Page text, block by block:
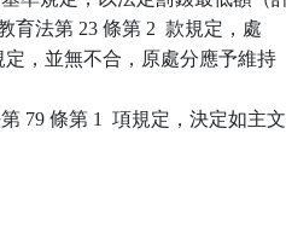
育法第 23 條第 2  款規定，處
定，並無不合，原處分應予維持
79 條第 1  項規定，決定如主文